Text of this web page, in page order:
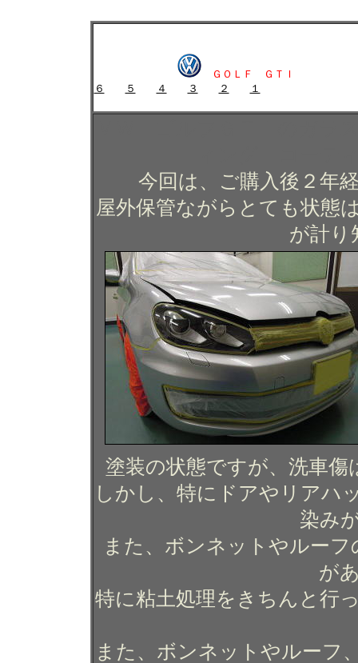
ＧＯＬＦ ＧＴＩ
６
５ ４ ３ ２
１
今回は、ご購入後２年
屋外保管ながらとても状態
が計り
塗装の状態ですが、洗車
しかし、特にドアやリアハ
染み
また、ボンネットやルー
が
特に粘土処理をきちんと行
また、ボンネットやルーフ